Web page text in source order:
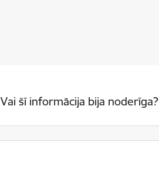
Vai šī informācija bija noderīga?